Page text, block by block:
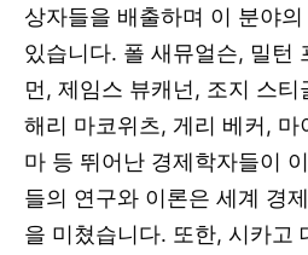
상자들을 배출하며 이 분야
있습니다. 폴 새뮤얼슨, 밀턴
먼, 제임스 뷰캐넌, 조지 스
해리 마코위츠, 게리 베커,
마 등 뛰어난 경제학자들이
들의 연구와 이론은 세계 경
을 미쳤습니다. 또한, 시카고